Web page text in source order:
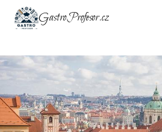
Přeskočit
GastroProfesor.cz